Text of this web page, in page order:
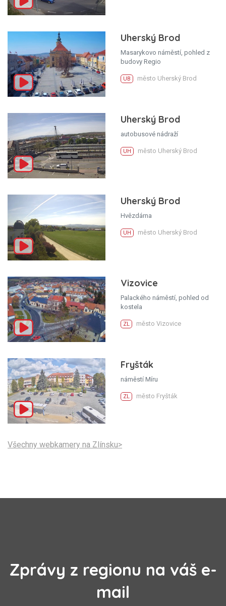
Uherský Brod
Masarykovo náměstí, pohled z
budovy Regio
UB město Uherský Brod
Uherský Brod
autobusové nádraží
UH město Uherský Brod
Uherský Brod
Hvězdárna
UH město Uherský Brod
Vizovice
Palackého náměstí, pohled od
kostela
ZL město Vizovice
Fryšták
náměstí Míru
ZL město Fryšták
Všechny webkamery na Zlínsku>
Zprávy z regionu na váš e-
mail